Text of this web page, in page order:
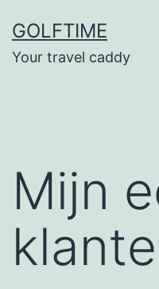
naar
de
GOLFTIME
Your travel caddy
Mijn